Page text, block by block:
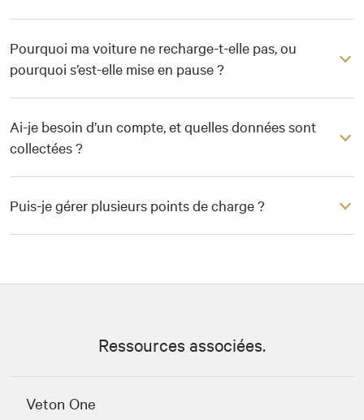
Pourquoi ma voiture ne recharge-t-elle pas, ou
pourquoi s’est-elle mise en pause ?
Ai-je besoin d’un compte, et quelles données sont
collectées ?
Puis-je gérer plusieurs points de charge ?
Ressources associées.
Veton One